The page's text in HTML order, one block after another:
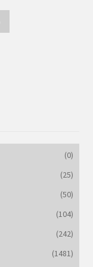
(0)
(25)
(50)
(104)
(242)
(1481)